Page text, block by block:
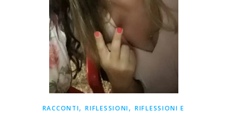
RACCONTI,RIFLESSIONI,RIFLESSIONI E